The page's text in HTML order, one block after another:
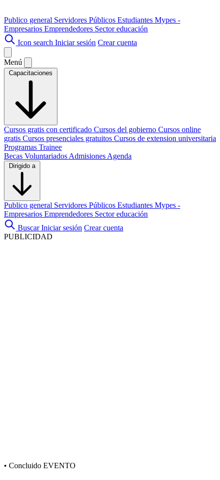
Publico general Servidores Públicos Estudiantes Mypes -
Empresarios Emprendedores Sector educación
Icon search Iniciar sesión Crear cuenta
Menú
Capacitaciones
Cursos gratis con certificado Cursos del gobierno Cursos online
gratis Cursos presenciales gratuitos Cursos de extension universitaria
Programas Trainee
Becas Voluntariados Admisiones Agenda
Dirigido a
Publico general Servidores Públicos Estudiantes Mypes -
Empresarios Emprendedores Sector educación
Buscar Iniciar sesión Crear cuenta
PUBLICIDAD
• Concluido EVENTO